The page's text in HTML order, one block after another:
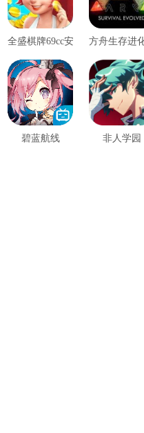
全盛棋牌69cc安卓版方舟生存进
碧蓝航线 非人学园